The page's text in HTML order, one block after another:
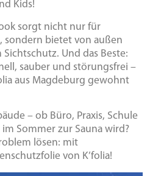
Kids!
sorgt nicht nur für
sondern bietet von außen
Und das Beste:
sauber und störungsfrei –
aus Magdeburg gewohnt
– ob Büro, Praxis, Schule
Sommer zur Sauna wird?
lösen: mit
von K’folia!